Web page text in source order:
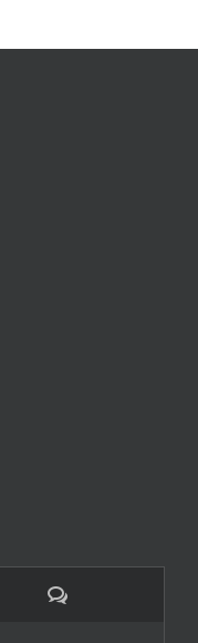
Comentarios